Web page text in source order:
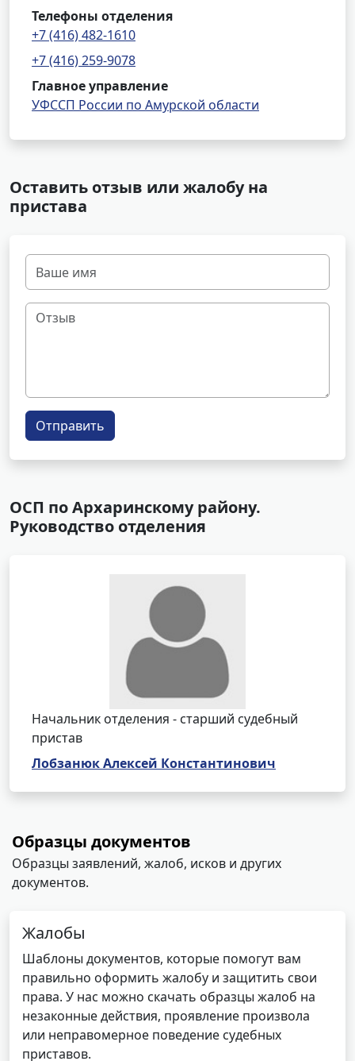
Телефоны отделения
+7 (416) 482-1610
+7 (416) 259-9078
Главное управление
УФССП России по Амурской области
Оставить отзыв или жалобу на
пристава
Отправить
ОСП по Архаринскому району.
Руководство отделения
Начальник отделения - старший судебный
пристав
Лобзанюк Алексей Константинович
Образцы документов
Образцы заявлений, жалоб, исков и других
документов.
Жалобы
Шаблоны документов, которые помогут вам
правильно оформить жалобу и защитить свои
права. У нас можно скачать образцы жалоб на
незаконные действия, проявление произвола
или неправомерное поведение судебных
приставов.